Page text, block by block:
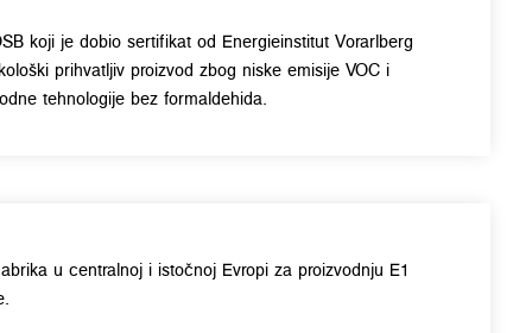
koji je dobio sertifikat od Energieinstitut Vorarlberg
prihvatljiv proizvod zbog niske emisije VOC i
tehnologije bez formaldehida.
u centralnoj i istočnoj Evropi za proizvodnju E1